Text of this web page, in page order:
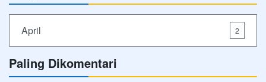
April 2
Paling Dikomentari